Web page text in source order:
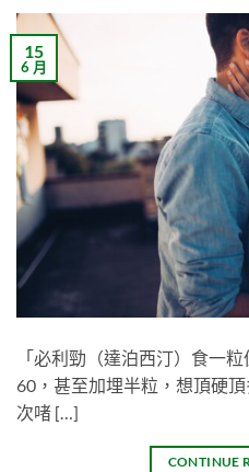
15
6 月
「必利勁（達泊西汀）食一
60，甚至加埋半粒，想頂硬
次啫 […]
CONTINUE